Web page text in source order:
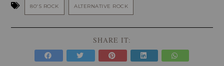
80'S ROCK ALTERNATIVE ROCK
SHARE IT: